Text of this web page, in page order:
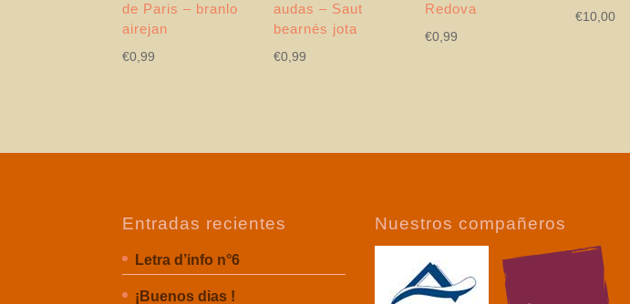
de Paris – branlo
airejan
€0,99
audas – Saut
bearnés jota
€0,99
Redova
€0,99
€10,00
Entradas recientes
Letra d’info n°6
¡Buenos dias !
Nuestros compañeros